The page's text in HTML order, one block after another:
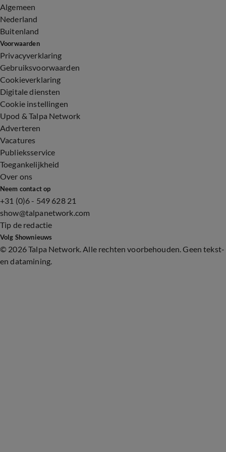
Algemeen
Nederland
Buitenland
Voorwaarden
Privacyverklaring
Gebruiksvoorwaarden
Cookieverklaring
Digitale diensten
Cookie instellingen
Upod & Talpa Network
Adverteren
Vacatures
Publieksservice
Toegankelijkheid
Over ons
Neem contact op
+31 (0)6 - 549 628 21
show@talpanetwork.com
Tip de redactie
Volg Shownieuws
© 2026 Talpa Network. Alle rechten voorbehouden. Geen tekst-
en datamining.